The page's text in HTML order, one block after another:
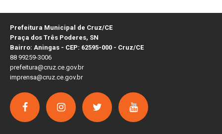
Prefeitura Municipal de Cruz/CE
Praça dos Três Poderes, SN
Bairro: Aningas - CEP: 62595-000 - Cruz/CE
88 99259-3006
prefeitura@cruz.ce.gov.br
imprensa@cruz.ce.gov.br